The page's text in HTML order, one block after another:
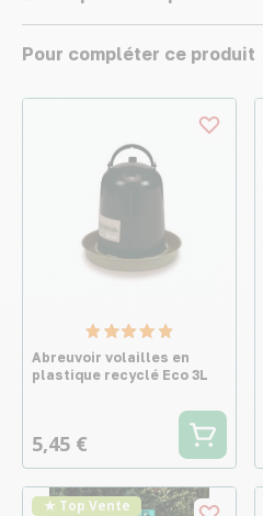
Pour compléter ce produit
Abreuvoir volailles en
plastique recyclé Eco 3L
5,45 €
★ Top Vente